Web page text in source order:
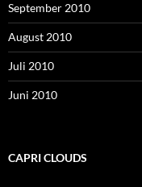
September 2010
August 2010
Juli 2010
Juni 2010
CAPRI CLOUDS